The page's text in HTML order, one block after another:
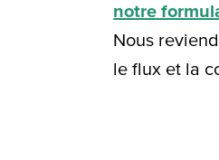
notre
Nous
le flux et la